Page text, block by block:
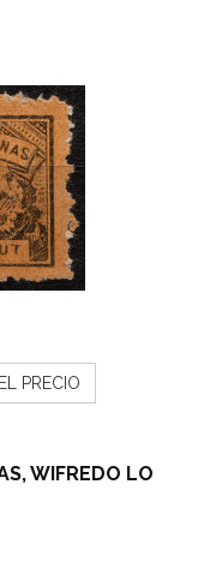
PRECIO
WIFREDO LO